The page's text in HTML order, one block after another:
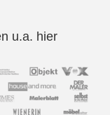
u.a. hier